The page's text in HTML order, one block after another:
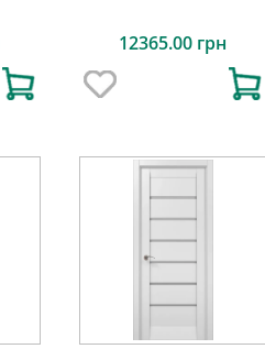
12365.00 грн